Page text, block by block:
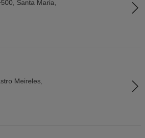
Santa Maria
Meireles